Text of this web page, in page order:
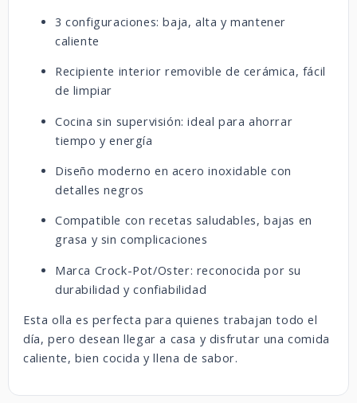
3 configuraciones: baja, alta y mantener
caliente
Recipiente interior removible de cerámica, fácil
de limpiar
Cocina sin supervisión: ideal para ahorrar
tiempo y energía
Diseño moderno en acero inoxidable con
detalles negros
Compatible con recetas saludables, bajas en
grasa y sin complicaciones
Marca Crock-Pot/Oster: reconocida por su
durabilidad y confiabilidad
Esta olla es perfecta para quienes trabajan todo el
día, pero desean llegar a casa y disfrutar una comida
caliente, bien cocida y llena de sabor.